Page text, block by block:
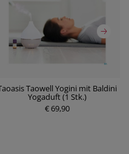
Taowell Yogini mit Baldini
Yogaduft (1 Stk.)
€ 69,90